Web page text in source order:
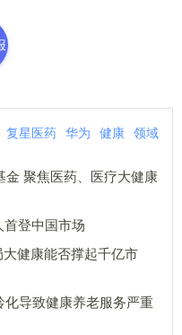
复星医药 华为 健康 领域
金 聚焦医药、医疗大健康
登中国市场
健康能否撑起千亿市
化导致健康养老服务严重